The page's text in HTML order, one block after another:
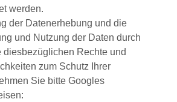
werden.
der Datenerhebung und die
und Nutzung der Daten durch
diesbezüglichen Rechte und
zum Schutz Ihrer
Sie bitte Googles